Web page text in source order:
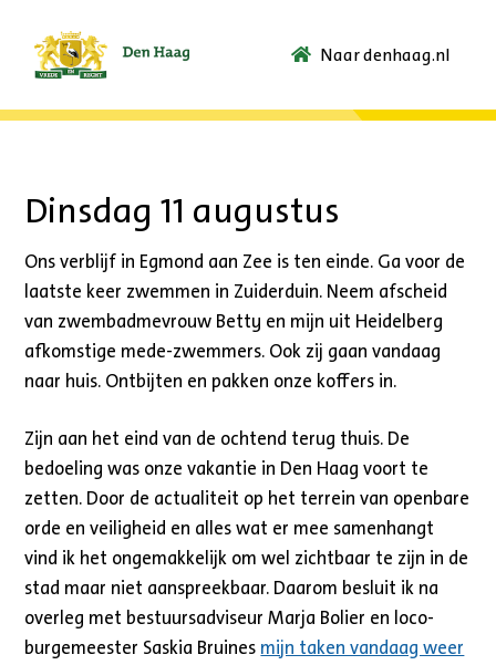
Ga
de
Naar denhaag.nl
Dinsdag 11 augustus
Ons verblijf in Egmond aan Zee is ten einde. Ga voor de
laatste keer zwemmen in Zuiderduin. Neem afscheid
van zwembadmevrouw Betty en mijn uit Heidelberg
afkomstige mede-zwemmers. Ook zij gaan vandaag
naar huis. Ontbijten en pakken onze koffers in.
Zijn aan het eind van de ochtend terug thuis. De
bedoeling was onze vakantie in Den Haag voort te
zetten. Door de actualiteit op het terrein van openbare
orde en veiligheid en alles wat er mee samenhangt
vind ik het ongemakkelijk om wel zichtbaar te zijn in de
stad maar niet aanspreekbaar. Daarom besluit ik na
overleg met bestuursadviseur Marja Bolier en loco-
burgemeester Saskia Bruines mijn taken vandaag weer